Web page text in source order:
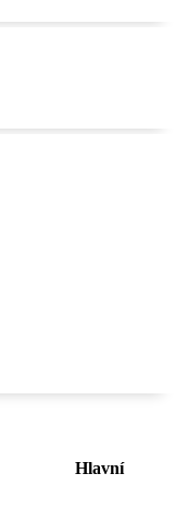
Hlavní